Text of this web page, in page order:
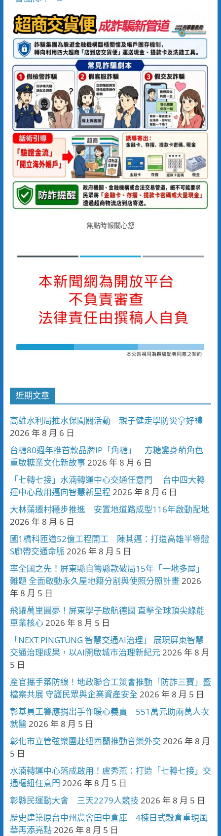
焦點時報關心您
近期文章
高雄水利局推水保闖關活動 親子健走學防災拿好禮
2026 年 8 月 6 日
台糖80週年推首款品牌IP「角糖」 方糖變身萌角色
重啟糖業文化新故事2026 年 8 月 6 日
「七轉七接」水湳轉運中心交通任意門 台中四大轉
運中心啟用邁向智慧新里程 2026 年 8 月 6 日
大林蒲遷村穩步推進 安置地道路成型116年啟動配地
2026 年 8 月 6 日
國1橋科匝道52億工程開工 陳其邁：打造高雄半導體
S廊帶交通命脈2026 年 8 月 5 日
率全國之先！屏東縣自籌縣款破局15年「一地多屋」
難題 全面啟動永久屋地籍分割與使照分照計畫2026
年 8 月 5 日
飛躍萬里圓夢！屏東學子啟航德國 直擊全球頂尖綠能
車業核心2026 年 8 月 5 日
「NEXT PINGTUNG 智慧交通AI治理」 展現屏東智慧
交通治理成果，以AI開啟城市治理新紀元2026 年 8 月
5 日
產官攜手築防線！地政聯合工策會推動「防詐三寶」暨
檔案共展 守護民眾與企業資產安全 2026 年 8 月 5 日
彰基員工響應捐出手作暖心義賣 551萬元助兩萬人次
就醫2026 年 8 月 5 日
彰化市立管弦樂團赴紐西蘭推動音樂外交 2026 年 8 月
5 日
水湳轉運中心落成啟用！盧秀燕：打造「七轉七接」交
通樞紐任意門 2026 年 8 月 5 日
彰縣民運動大會 三天2279人競技 2026 年 8 月 5 日
歷史建築原台中州農會田中倉庫 4棟日式穀倉重現風
華再添亮點2026 年 8 月 5 日